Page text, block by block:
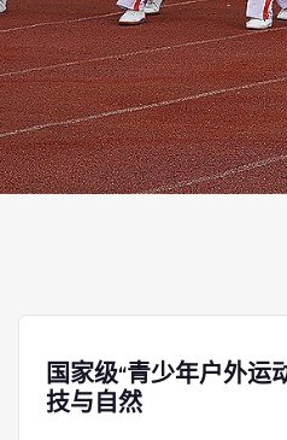
国家级“青少年户外运
技与自然